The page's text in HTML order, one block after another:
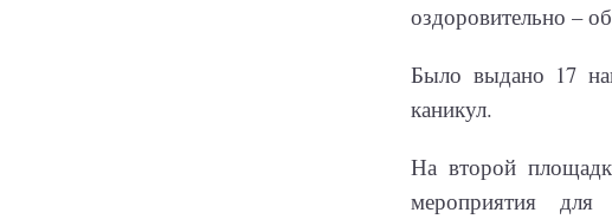
оздоровительно –
Было выдано 17
каникул.
На второй
мероприятия для